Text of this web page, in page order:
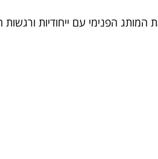
הפנימי עם ייחודיות ורגשות